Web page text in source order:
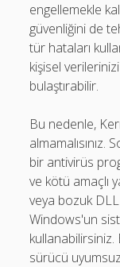
engellemekle
güvenliğini de
tür hataları
kişisel
bulaştırabilir.
Bu nedenle,
bir antivirüs
ve kötü amaçlı
veya bozuk
Windows'un
sürücü